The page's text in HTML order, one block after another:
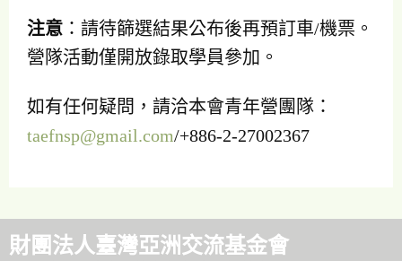
注意 ：請待篩選結果公布後再預訂車/機票。
營隊活動僅開放錄取學員參加。
如有任何疑問，請洽本會青年營團隊：
taefnsp@gmail.com/+886-2-27002367
財團法人臺灣亞洲交流基金會